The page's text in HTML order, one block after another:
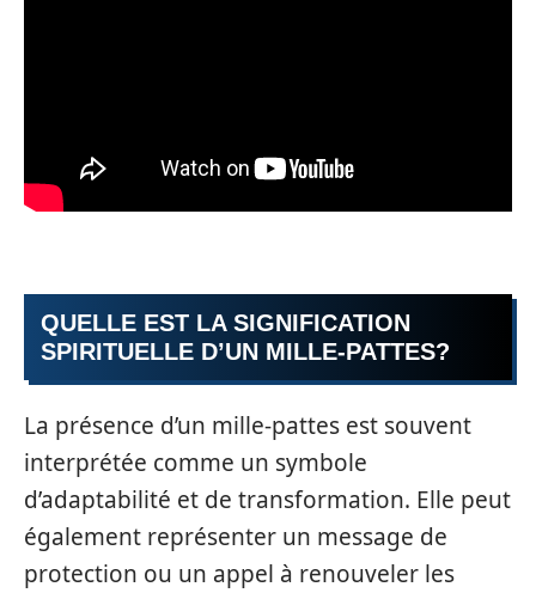
QUELLE EST LA SIGNIFICATION
SPIRITUELLE D’UN MILLE-PATTES?
La présence d’un mille-pattes est souvent
interprétée comme un symbole
d’adaptabilité et de transformation. Elle peut
également représenter un message de
protection ou un appel à renouveler les